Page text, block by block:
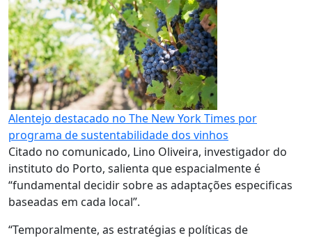
Alentejo destacado no The New York Times por
programa de sustentabilidade dos vinhos
Citado no comunicado, Lino Oliveira, investigador do
instituto do Porto, salienta que espacialmente é
“fundamental decidir sobre as adaptações especificas
baseadas em cada local”.
“Temporalmente, as estratégias e políticas de